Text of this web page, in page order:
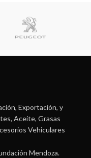
Exportación, y
Aceite, Grasas
Vehiculares
Mendoza.